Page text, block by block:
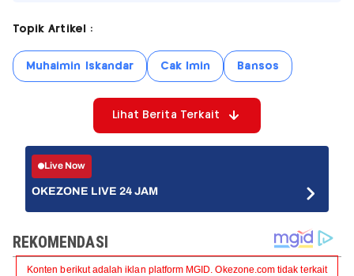
Topik Artikel :
Muhaimin Iskandar Cak Imin Bansos
Lihat Berita Terkait
Live Now
OKEZONE LIVE 24 JAM